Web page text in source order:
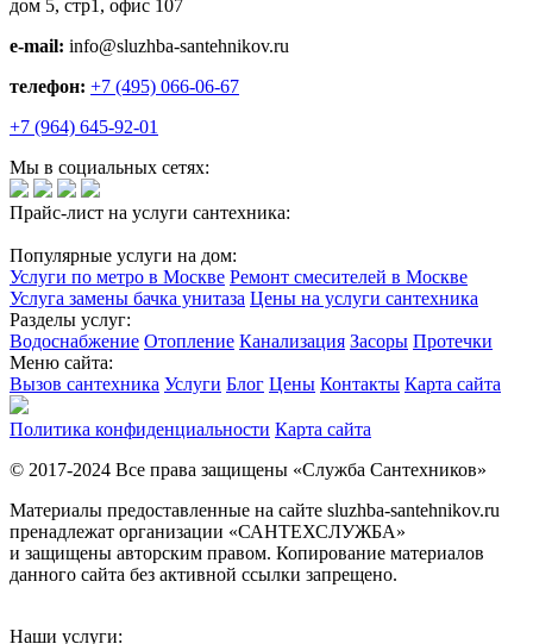
дом 5, стр1, офис 107
e-mail: info@sluzhba-santehnikov.ru
телефон: +7 (495) 066-06-67
+7 (964) 645-92-01
Мы в социальных сетях:
Прайс-лист на услуги сантехника:
Популярные услуги на дом:
Услуги по метро в Москве Ремонт смесителей в Москве
Услуга замены бачка унитаза Цены на услуги сантехника
Разделы услуг:
Водоснабжение Отопление Канализация Засоры Протечки
Меню сайта:
Вызов сантехника Услуги Блог Цены Контакты Карта сайта
Политика конфиденциальности Карта сайта
© 2017-2024 Все права защищены «Служба Сантехников»
Материалы предоставленные на сайте sluzhba-santehnikov.ru
пренадлежат организации «САНТЕХСЛУЖБА»
и защищены авторским правом. Копирование материалов
данного сайта без активной ссылки запрещено.
Наши услуги: